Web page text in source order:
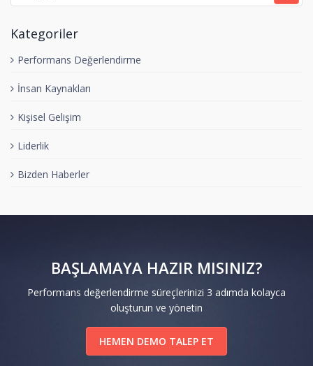
Kategoriler
Performans Değerlendirme
İnsan Kaynakları
Kişisel Gelişim
Liderlik
Bizden Haberler
BAŞLAMAYA HAZIR MISINIZ?
Performans değerlendirme süreçlerinizi 3 adımda kolayca
oluşturun ve yönetin
HEMEN DEMO TALEP ET